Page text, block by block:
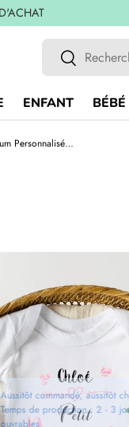
Recherche
Rechercher
ENFANT BÉBÉ
Lebonshirt Body Bébé Premium Personnalisé - Petit Amour À Sa Marraine - L020622S34